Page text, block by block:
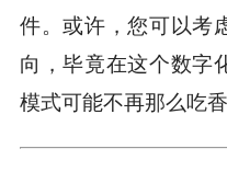
件。或许，您可以考
向，毕竟在这个数字
模式可能不再那么吃香